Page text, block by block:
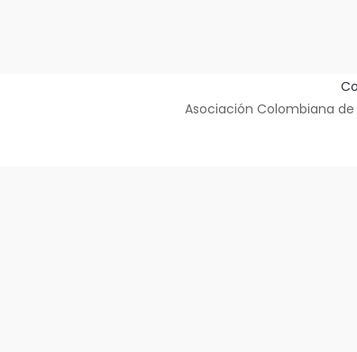
Asociación Colombiana de